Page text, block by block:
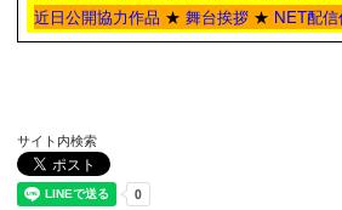
近日公開協力作品 ★ 舞台挨拶 ★ NET配信
サイト内検索